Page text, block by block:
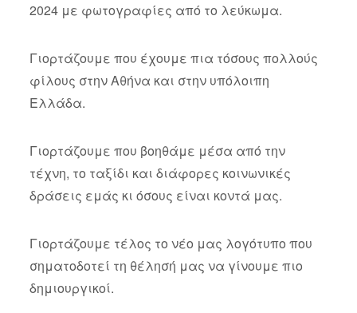
2024 με φωτογραφίες από το λεύκωμα.
Γιορτάζουμε που έχουμε πια τόσους πολλούς
φίλους στην Αθήνα και στην υπόλοιπη
Ελλάδα.
Γιορτάζουμε που βοηθάμε μέσα από την
τέχνη, το ταξίδι και διάφορες κοινωνικές
δράσεις εμάς κι όσους είναι κοντά μας.
Γιορτάζουμε τέλος το νέο μας λογότυπο που
σηματοδοτεί τη θέλησή μας να γίνουμε πιο
δημιουργικοί.